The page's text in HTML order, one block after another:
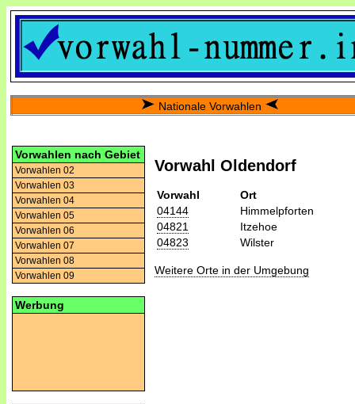
Nationale Vorwahlen
Vorwahlen nach Gebiet
Vorwahlen 02
Vorwahlen 03
Vorwahlen 04
Vorwahlen 05
Vorwahlen 06
Vorwahlen 07
Vorwahlen 08
Vorwahlen 09
Werbung
Vorwahl Oldendorf
Vorwahl
Ort
04144
Himmelpforten
04821
Itzehoe
04823
Wilster
Weitere Orte in der Umgebung